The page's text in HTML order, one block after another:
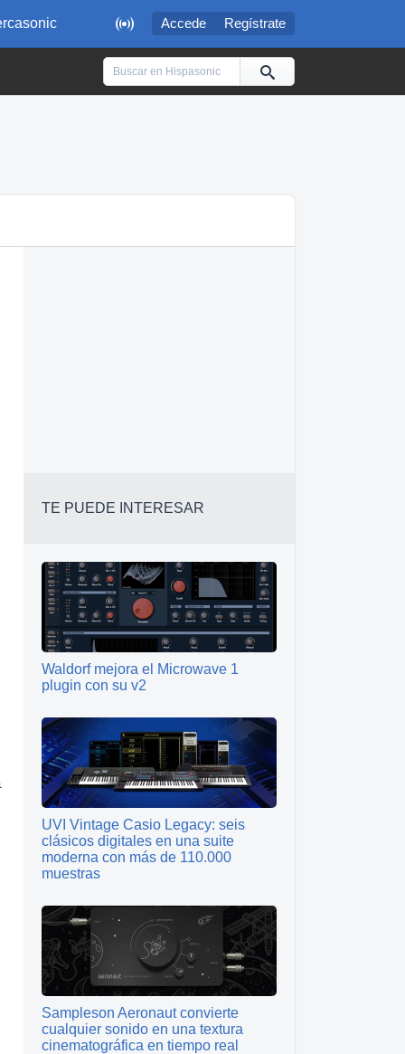
 Accede Regístrate
TE PUEDE INTERESAR
Waldorf mejora el Microwave 1
plugin con su v2
UVI Vintage Casio Legacy: seis
clásicos digitales en una suite
moderna con más de 110.000
muestras
Sampleson Aeronaut convierte
cualquier sonido en una textura
cinematográfica en tiempo real